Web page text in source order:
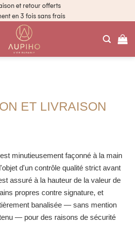
et retour offerts
en 3 fois sans frais
ET LIVRAISON
minutieusement façonné à la main
d'un contrôle qualité strict avant
assuré à la hauteur de la valeur de
propres contre signature, et
banalisée — sans mention
— pour des raisons de sécurité